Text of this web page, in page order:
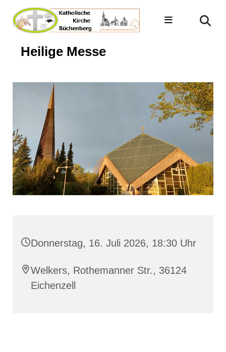
Heilige Messe
Donnerstag, 16. Juli 2026, 18:30 Uhr
Welkers, Rothemanner Str., 36124
Eichenzell